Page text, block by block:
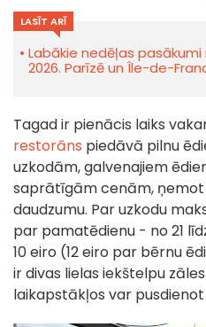
LASĪT ARĪ
Labākie nedēļas pasākumi
2026. Parīzē un Île-de-
Tagad ir pienācis laiks
restorāns piedāvā pilnu
uzkodām, galvenajiem
saprātīgām cenām,
daudzumu. Par uzkodu
par pamatēdienu - no 21
10 eiro (12 eiro par bērnu
ir divas lielas iekštelpu
laikapstākļos var